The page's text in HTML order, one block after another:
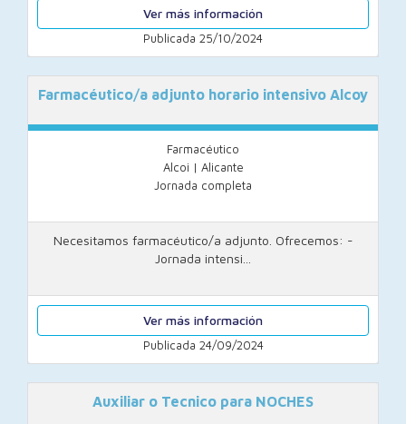
Ver más información
Publicada 25/10/2024
Farmacéutico/a adjunto horario intensivo Alcoy
Farmacéutico
Alcoi | Alicante
Jornada completa
Necesitamos farmacéutico/a adjunto. Ofrecemos: -
Jornada intensi...
Ver más información
Publicada 24/09/2024
Auxiliar o Tecnico para NOCHES